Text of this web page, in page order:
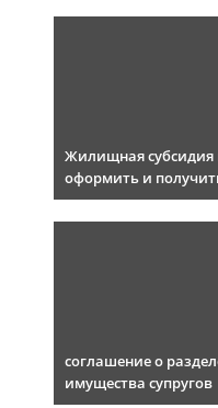
Жилищная
оформить и
соглашение о
имущества супругов